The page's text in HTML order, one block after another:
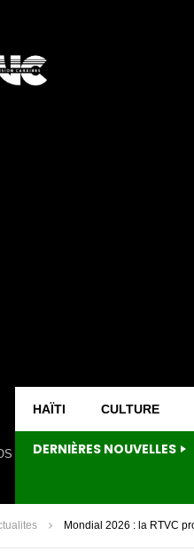
HAÏTI CULTURE
DERNIÈRES NOUVELLES
Mondial 2026 : la RTVC